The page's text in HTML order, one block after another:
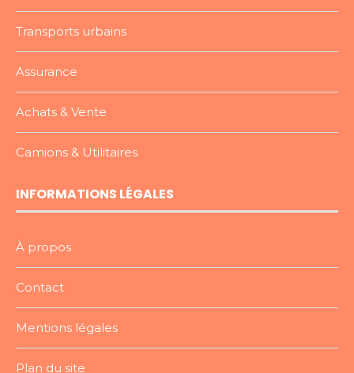
Transports urbains
Assurance
Achats & Vente
Camions & Utilitaires
INFORMATIONS LÉGALES
À propos
Contact
Mentions légales
Plan du site